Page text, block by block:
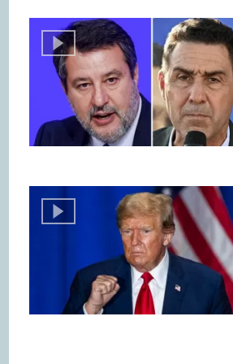
già un altissimo numero di
lievitare il numero mandandolo
ha concesso127.000 cittadinanze
nell’Unione europea
. Più di noi
totale dell'Ue). Secondo i dati
tasso di naturalizzazione(il
rispetto al totale di stranieri
Ius sanguinis
Oggi in Italia vige loIus sanguinis ,
discendenza: chi è figlio di
italiano. Il testo di riferimento è la
Il primo articolo della legge recita
madre cittadini; chi è nato nel
ignoti o apolidi, ovvero se il figlio